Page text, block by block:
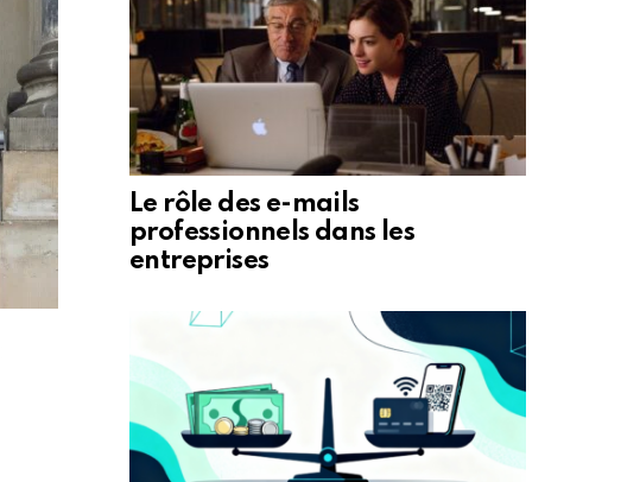
Le rôle des e-mails
professionnels dans les
entreprises